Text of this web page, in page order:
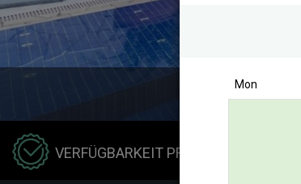
VERFÜGBARKEIT PRÜFEN
Mon